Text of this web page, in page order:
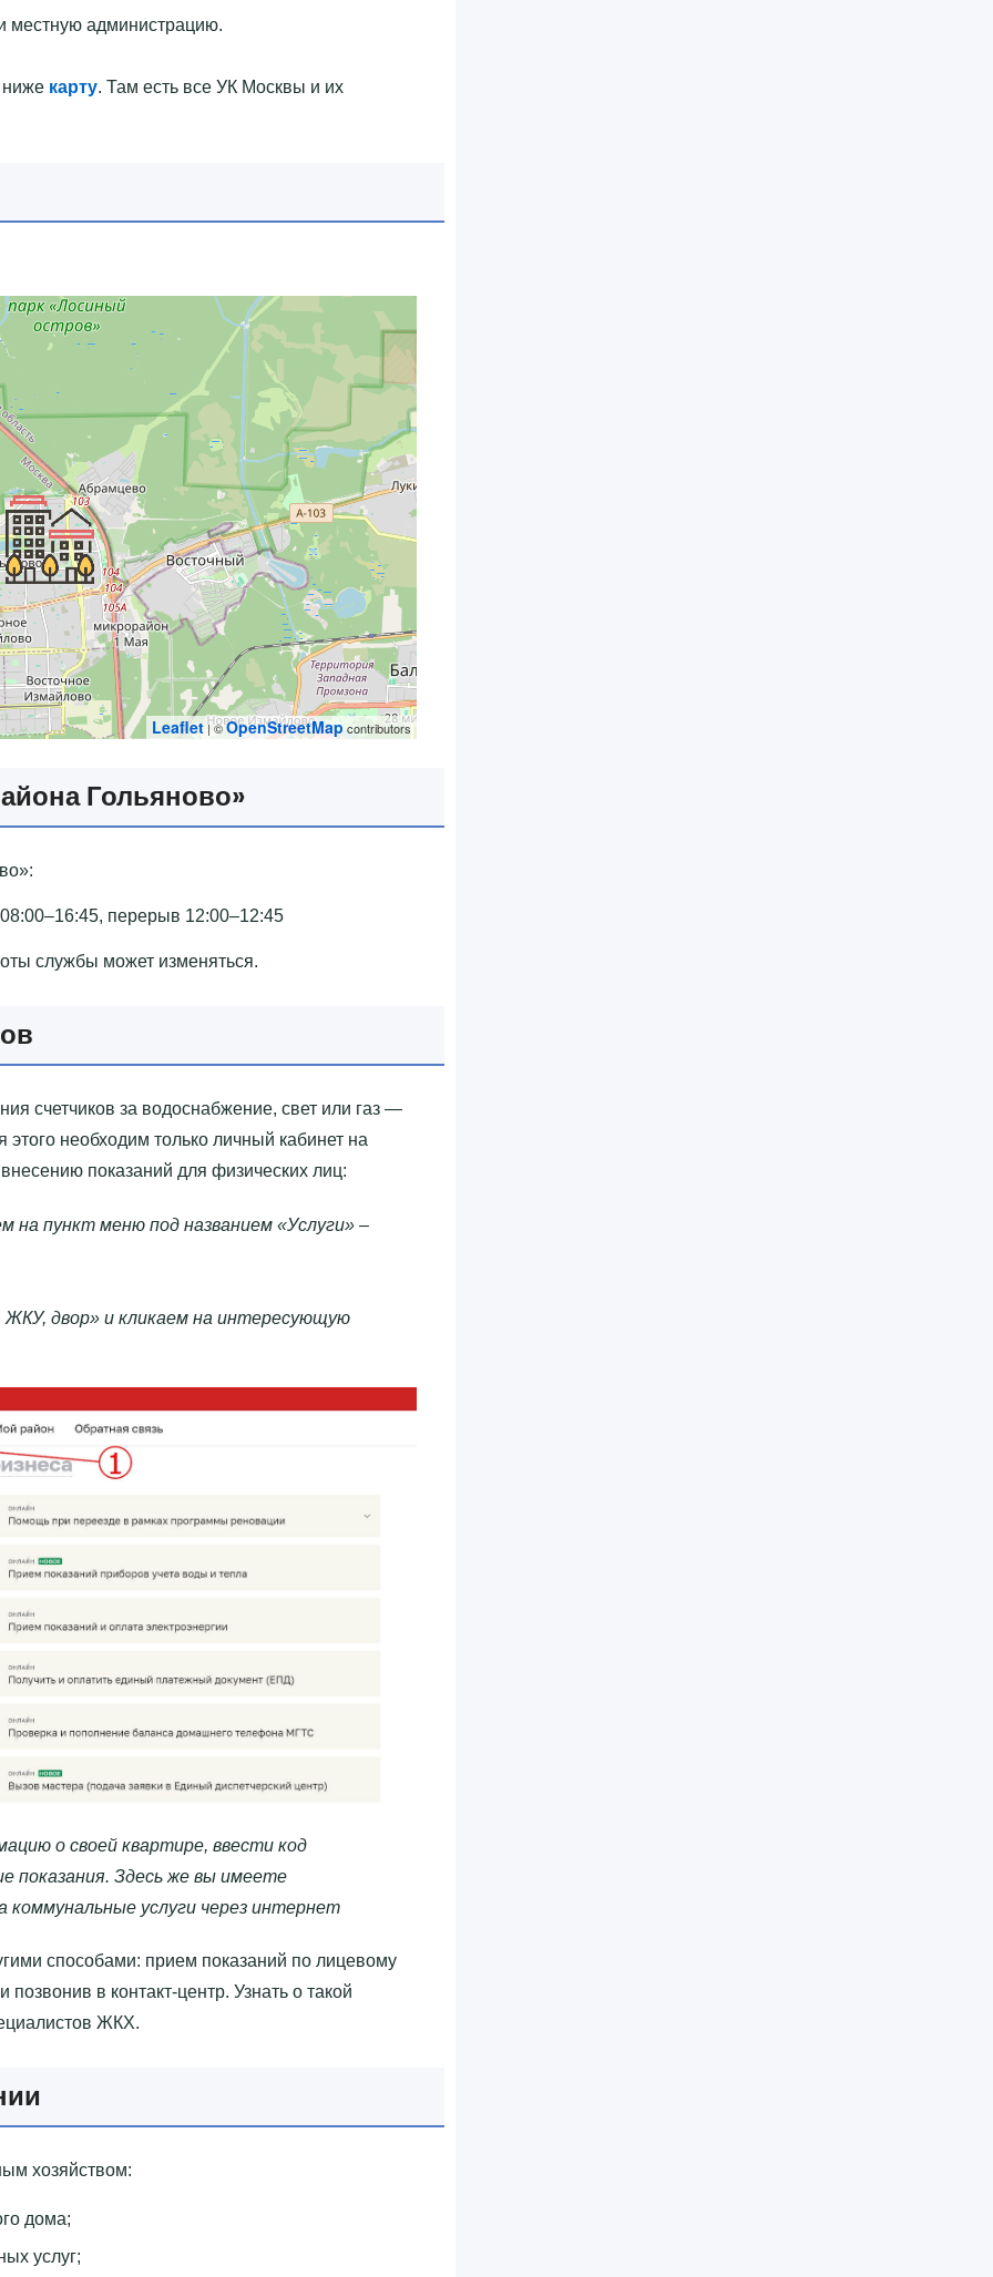
местную администрацию.
ниже карту. Там есть все УК Москвы и их
Leaflet| ©OpenStreetMap contributors
Гольяново»‎
перерыв 12:00–12:45
службы может изменяться.
счетчиков за водоснабжение, свет или газ —
необходим только личный кабинет на
показаний для физических лиц:
на пункт меню под названием «Услуги» –
двор» и кликаем на интересующую
о своей квартире, ввести код
показания. Здесь же вы имеете
услуги через интернет
способами: прием показаний по лицевому
в контакт-центр. Узнать о такой
ЖКХ.
хозяйством:
дома;
услуг;